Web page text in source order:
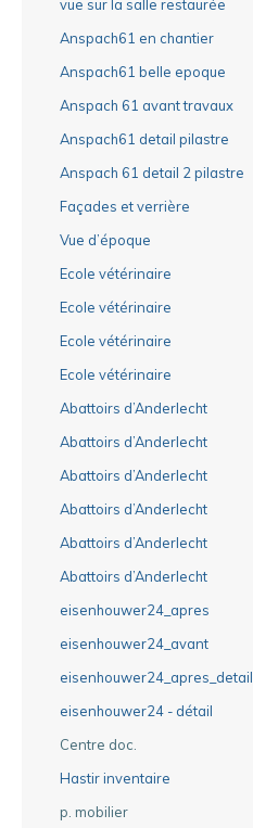
vue sur la salle restaurée
Anspach61 en chantier
Anspach61 belle epoque
Anspach 61 avant travaux
Anspach61 detail pilastre
Anspach 61 detail 2 pilastre
Façades et verrière
Vue d’époque
Ecole vétérinaire
Ecole vétérinaire
Ecole vétérinaire
Ecole vétérinaire
Abattoirs d’Anderlecht
Abattoirs d’Anderlecht
Abattoirs d’Anderlecht
Abattoirs d’Anderlecht
Abattoirs d’Anderlecht
Abattoirs d’Anderlecht
eisenhouwer24_apres
eisenhouwer24_avant
eisenhouwer24_apres_detail
eisenhouwer24 - détail
Centre doc.
Hastir inventaire
p. mobilier